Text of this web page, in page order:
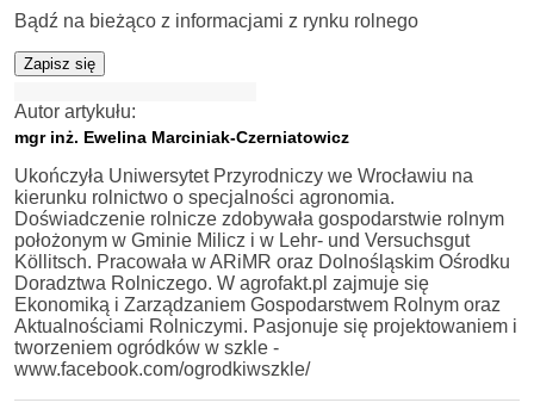
Bądź na bieżąco z informacjami z rynku rolnego
Zapisz się
Autor artykułu:
mgr inż. Ewelina Marciniak-Czerniatowicz
Ukończyła Uniwersytet Przyrodniczy we Wrocławiu na
kierunku rolnictwo o specjalności agronomia.
Doświadczenie rolnicze zdobywała gospodarstwie rolnym
położonym w Gminie Milicz i w Lehr- und Versuchsgut
Köllitsch. Pracowała w ARiMR oraz Dolnośląskim Ośrodku
Doradztwa Rolniczego. W agrofakt.pl zajmuje się
Ekonomiką i Zarządzaniem Gospodarstwem Rolnym oraz
Aktualnościami Rolniczymi. Pasjonuje się projektowaniem i
tworzeniem ogródków w szkle -
www.facebook.com/ogrodkiwszkle/